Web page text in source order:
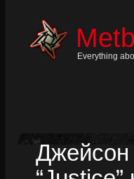
Everything